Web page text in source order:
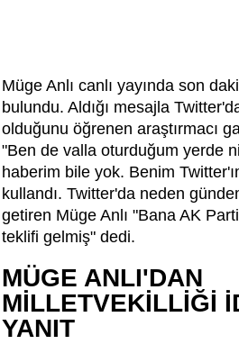
Müge Anlı canlı yayında son
bulundu. Aldığı mesajla
olduğunu öğrenen araştırmacı
"Ben de valla oturduğum yerde
haberim bile yok. Benim
kullandı. Twitter'da neden
getiren Müge Anlı "Bana AK
teklifi gelmiş" dedi.
MÜGE ANLI'DAN
MİLLETVEKİLLİĞİ
YANIT